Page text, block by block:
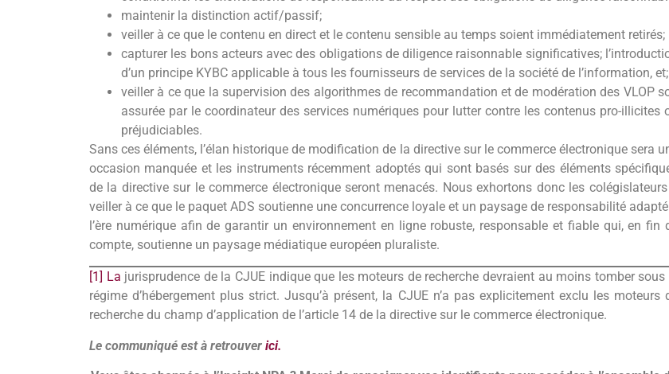
maintenir la distinction actif/passif;
veiller à ce que le contenu en direct et le contenu sensible au temps soient immédiatement retirés;
capturer les bons acteurs avec des obligations de diligence raisonnable significatives;
d’un principe KYBC applicable à tous les fournisseurs de services de la société de l’information, et;
veiller à ce que la supervision des algorithmes de recommandation et de modération des VLOP
assurée par le coordinateur des services numériques pour lutter contre les contenus pro-illicites
préjudiciables.
Sans ces éléments, l’élan historique de modification de la directive sur le commerce électronique sera
occasion manquée et les instruments récemment adoptés qui sont basés sur des éléments
de la directive sur le commerce électronique seront menacés. Nous exhortons donc les
veiller à ce que le paquet ADS soutienne une concurrence loyale et un paysage de responsabilité
l’ère numérique afin de garantir un environnement en ligne robuste, responsable et fiable qui, en fin
compte, soutienne un paysage médiatique européen pluraliste.
[1] La jurisprudence de la CJUE indique que les moteurs de recherche devraient au moins tomber sous
régime d’hébergement plus strict. Jusqu’à présent, la CJUE n’a pas explicitement exclu les moteurs
recherche du champ d’application de l’article 14 de la directive sur le commerce électronique.
Le communiqué est à retrouverici.